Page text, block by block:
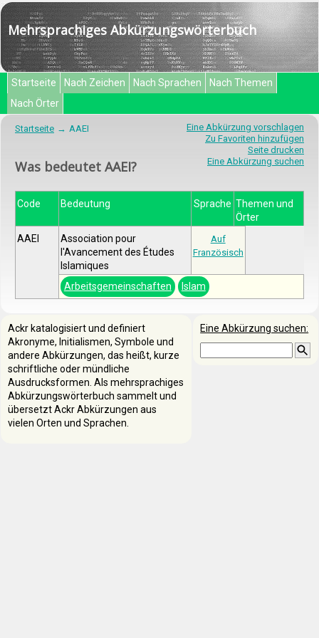
Mehrsprachiges Abkürzungswörterbuch
Startseite Nach Zeichen Nach Sprachen
Nach Themen
Nach Örter
Eine Abkürzung vorschlagen
Zu Favoriten hinzufügen
Seite drucken
Eine Abkürzung suchen
Startseite AAEI
Was bedeutet AAEI?
Code Bedeutung Sprache Themen und
Örter
AAEI
Association pour
l'Avancement des Études
Islamiques
Auf
Französisch
Arbeitsgemeinschaften Islam
Eine Abkürzung suchen:
Ackr katalogisiert und definiert
Akronyme, Initialismen, Symbole und
andere Abkürzungen, das heißt, kurze
schriftliche oder mündliche
Ausdrucksformen. Als mehrsprachiges
Abkürzungswörterbuch sammelt und
übersetzt Ackr Abkürzungen aus
vielen Orten und Sprachen.